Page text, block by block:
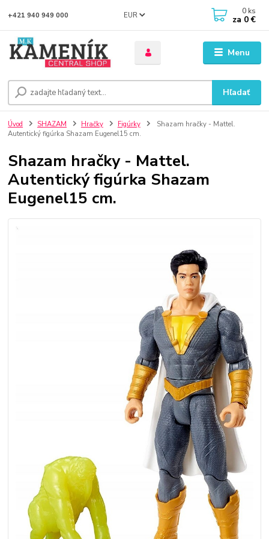
Menu
EUR
Hľadať
+421 940 949 000 0 ks
za 0 €
Úvod SHAZAM Hračky Figúrky
Shazam hračky - Mattel.
Autentický figúrka Shazam Eugenel15 cm.
Shazam hračky - Mattel.
Autentický figúrka Shazam
Eugenel15 cm.